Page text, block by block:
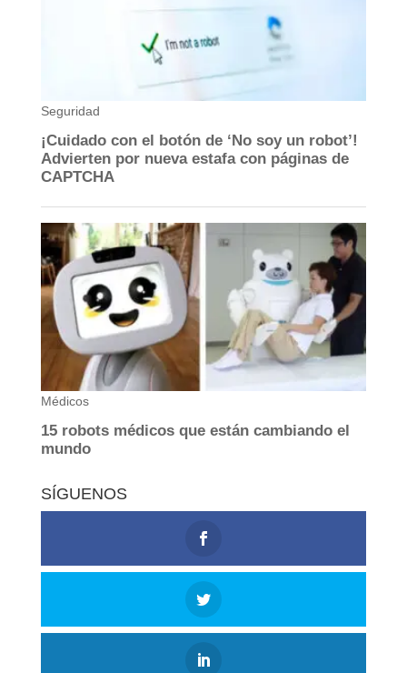
SÍGUENOS